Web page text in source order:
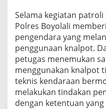
n
a
n
K
n
a
l
p
o
t
Selama kegiatan
Polres Boyolali
pengendara yang
penggunaan knalpot.
petugas menemukan
menggunakan knalpot
teknis kendaraan
melakukan tindakan
dengan ketentuan